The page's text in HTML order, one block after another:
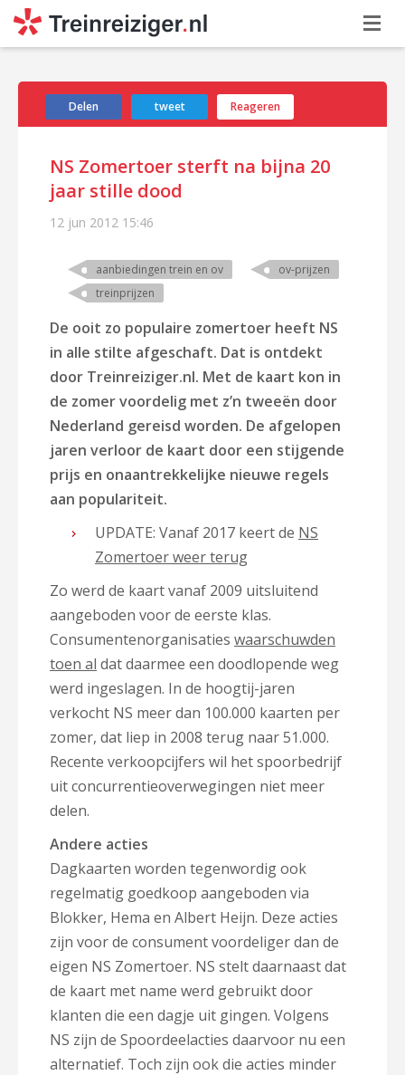
Delen tweet Reageren
NS Zomertoer sterft na bijna 20
jaar stille dood
12 jun 2012 15:46
aanbiedingen trein en ov
ov-prijzen
treinprijzen
De ooit zo populaire zomertoer heeft NS
in alle stilte afgeschaft. Dat is ontdekt
door Treinreiziger.nl. Met de kaart kon in
de zomer voordelig met z’n tweeën door
Nederland gereisd worden. De afgelopen
jaren verloor de kaart door een stijgende
prijs en onaantrekkelijke nieuwe regels
aan populariteit.
UPDATE: Vanaf 2017 keert de NS
Zomertoer weer terug
Zo werd de kaart vanaf 2009 uitsluitend
aangeboden voor de eerste klas.
Consumentenorganisaties waarschuwden
toen al dat daarmee een doodlopende weg
werd ingeslagen. In de hoogtij-jaren
verkocht NS meer dan 100.000 kaarten per
zomer, dat liep in 2008 terug naar 51.000.
Recente verkoopcijfers wil het spoorbedrijf
uit concurrentieoverwegingen niet meer
delen.
Andere acties
Dagkaarten worden tegenwordig ook
regelmatig goedkoop aangeboden via
Blokker, Hema en Albert Heijn. Deze acties
zijn voor de consument voordeliger dan de
eigen NS Zomertoer. NS stelt daarnaast dat
de kaart met name werd gebruikt door
klanten die een dagje uit gingen. Volgens
NS zijn de Spoordeelacties daarvoor nu een
alternatief. Toch zijn ook die acties minder